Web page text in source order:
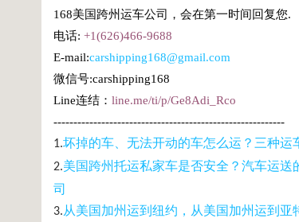
168美国跨州运车公司，会在第一时间回复您.
电话: +1(626)466-9688
E-mail:carshipping168@gmail.com
微信号:carshipping168
Line连结 ： line.me/ti/p/Ge8Adi_Rco
----------------------------------------------------------
1.坏掉的车 、无法开动的车怎么运？三种运
2.美国跨州托运私家车是否安全？汽车运送
司
3.从美国加州运到 纽约 ，从美国加州运到 亚